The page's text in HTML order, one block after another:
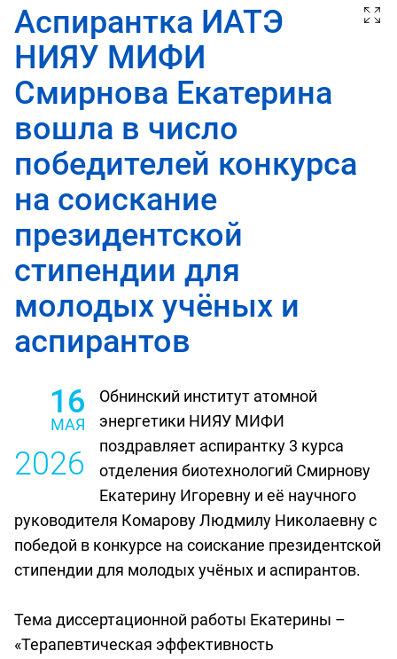
Аспирантка ИАТЭ
НИЯУ МИФИ
Смирнова Екатерина
вошла в число
победителей конкурса
на соискание
президентской
стипендии для
молодых учёных и
аспирантов
16
МАЯ
2026
Обнинский институт атомной
энергетики НИЯУ МИФИ
поздравляет аспирантку 3 курса
отделения биотехнологий Смирнову
Екатерину Игоревну и её научного
руководителя Комарову Людмилу Николаевну с
победой в конкурсе на соискание президентской
стипендии для молодых учёных и аспирантов.
Тема диссертационной работы Екатерины –
«Терапевтическая эффективность